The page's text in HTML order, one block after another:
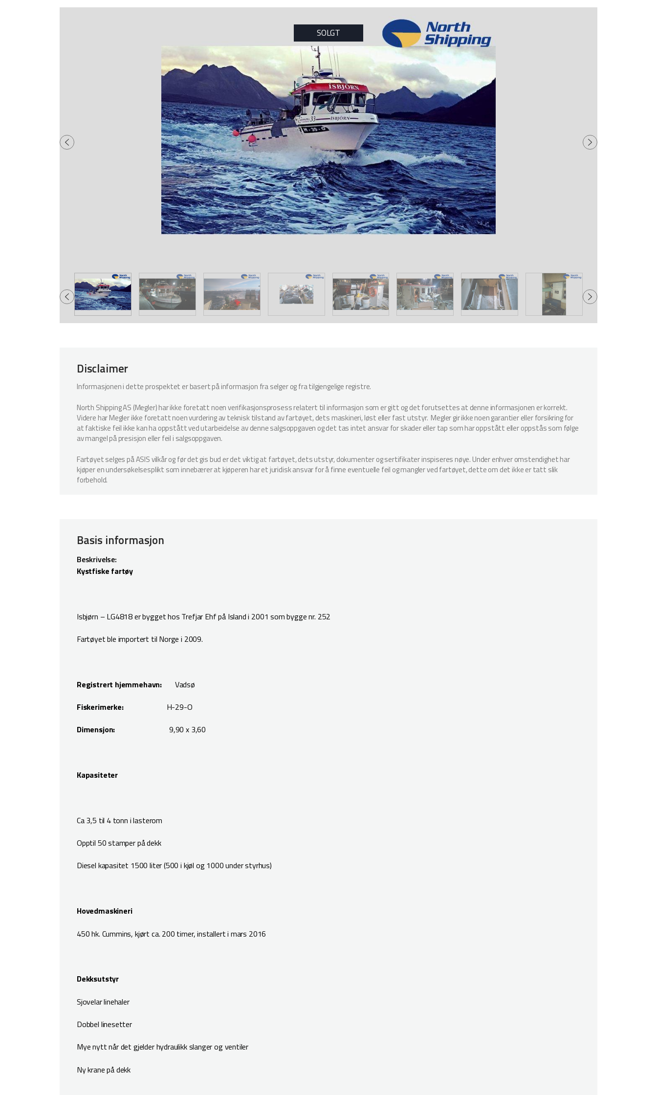
SOLGT
Disclaimer
Informasjonen i dette prospektet er basert på informasjon fra selger og fra tilgjengelige registre.
North Shipping AS (Megler) har ikke foretatt noen verifikasjonsprosess relatert til informasjon som er gitt og det forutsettes at denne informasjonen er korrekt.
Videre har Megler ikke foretatt noen vurdering av teknisk tilstand av fartøyet, dets maskineri, løst eller fast utstyr. Megler gir ikke noen garantier eller forsikring for
at faktiske feil ikke kan ha oppstått ved utarbeidelse av denne salgsoppgaven og det tas intet ansvar for skader eller tap som har oppstått eller oppstås som følge
av mangel på presisjon eller feil i salgsoppgaven.
Fartøyet selges på ASIS vilkår og før det gis bud er det viktig at fartøyet, dets utstyr, dokumenter og sertifikater inspiseres nøye. Under enhver omstendighet har
kjøper en undersøkelsesplikt som innebærer at kjøperen har et juridisk ansvar for å finne eventuelle feil og mangler ved fartøyet, dette om det ikke er tatt slik
forbehold.
Basis informasjon
Beskrivelse:
Kystfiske fartøy
Isbjørn – LG4818 er bygget hos Trefjar Ehf på Island i 2001 som bygge nr. 252
Fartøyet ble importert til Norge i 2009.
Registrert hjemmehavn: Vadsø
Fiskerimerke:H-29-O
Dimensjon: 9,90 x 3,60
Kapasiteter
Ca 3,5 til 4 tonn i lasterom
Opptil 50 stamper på dekk
Diesel kapasitet 1500 liter (500 i kjøl og 1000 under styrhus)
Hovedmaskineri
450 hk. Cummins, kjørt ca. 200 timer, installert i mars 2016
Dekksutstyr
Sjovelar linehaler
Dobbel linesetter
Mye nytt når det gjelder hydraulikk slanger og ventiler
Ny krane på dekk